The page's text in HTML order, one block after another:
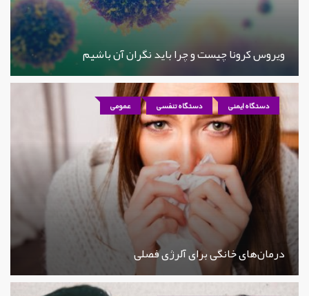
ویروس کرونا چیست و چرا باید نگران آن باشیم
دستگاه ایمنی دستگاه تنفسی عمومی
درمان‌های خانگی برای آلرژی فصلی